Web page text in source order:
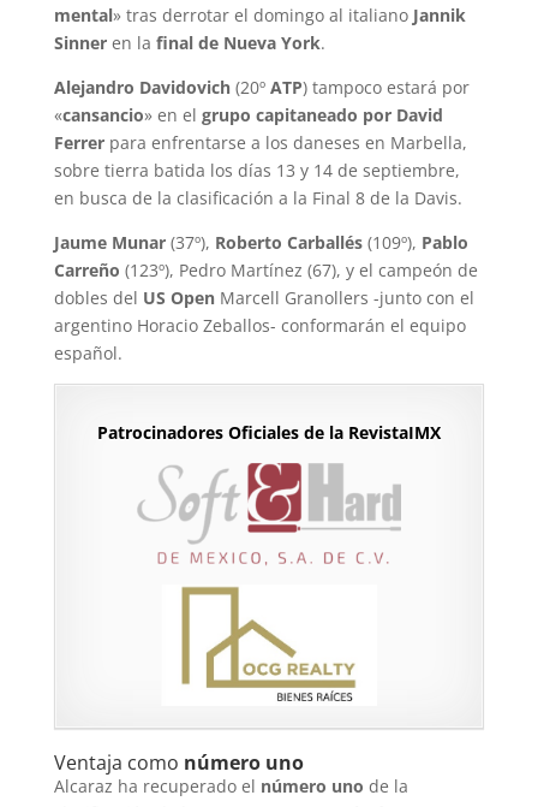
mental» tras derrotar el domingo al italiano Jannik
Sinneren la final de Nueva York.
Alejandro Davidovich(20º ATP) tampoco estará por
«cansancio» en el grupo capitaneado por David
Ferrerpara enfrentarse a los daneses en Marbella,
sobre tierra batida los días 13 y 14 de septiembre,
en busca de la clasificación a la Final 8 de la Davis.
Jaume Munar(37º), Roberto Carballés(109º), Pablo
Carreño (123º), Pedro Martínez (67), y el campeón de
dobles del US OpenMarcell Granollers -junto con el
argentino Horacio Zeballos- conformarán el equipo
español.
Patrocinadores Oficiales de la RevistaIMX
Ventaja como número uno
Alcaraz ha recuperado el número uno de la